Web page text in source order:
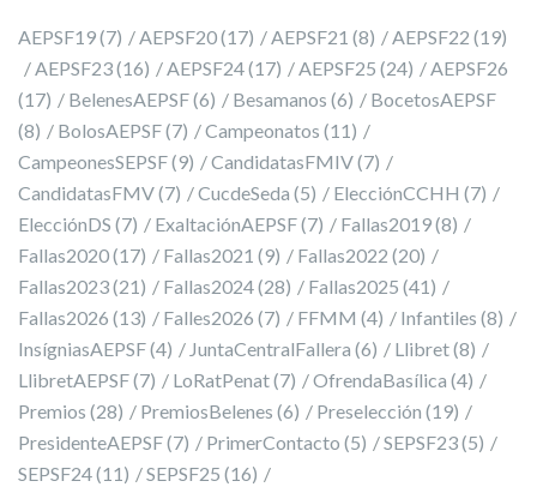
AEPSF19(7) AEPSF20(17) AEPSF21 (8) AEPSF22 (19)
AEPSF23(16) AEPSF24(17) AEPSF25 (24)
AEPSF26
(17)
BelenesAEPSF(6) Besamanos (6)
BocetosAEPSF
(8)
BolosAEPSF(7) Campeonatos (11)
CampeonesSEPSF(9) CandidatasFMIV(7)
CandidatasFMV(7) CucdeSeda (5) ElecciónCCHH (7)
ElecciónDS (7) ExaltaciónAEPSF(7) Fallas2019(8)
Fallas2020(17) Fallas2021 (9) Fallas2022 (20)
Fallas2023(21) Fallas2024(28) Fallas2025 (41)
Fallas2026 (13) Falles2026 (7) FFMM (4) Infantiles (8)
InsígniasAEPSF(4) JuntaCentralFallera (6) Llibret(8)
LlibretAEPSF(7) LoRatPenat(7) OfrendaBasílica (4)
Premios (28) PremiosBelenes (6) Preselección (19)
PresidenteAEPSF(7) PrimerContacto (5) SEPSF23(5)
SEPSF24(11) SEPSF25 (16)